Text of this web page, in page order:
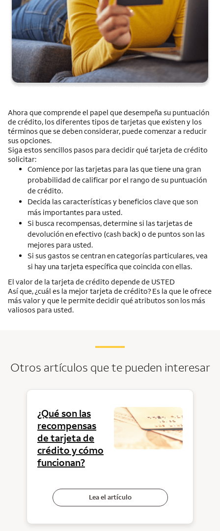
Ahora que comprende el papel que desempeña su puntuación
de crédito, los diferentes tipos de tarjetas que existen y los
términos que se deben considerar, puede comenzar a reducir
sus opciones.
Siga estos sencillos pasos para decidir qué tarjeta de crédito
solicitar:
Comience por las tarjetas para las que tiene una gran
probabilidad de calificar por el rango de su puntuación
de crédito.
Decida las características y beneficios clave que son
más importantes para usted.
Si busca recompensas, determine si las tarjetas de
devolución en efectivo (cash back) o de puntos son las
mejores para usted.
Si sus gastos se centran en categorías particulares, vea
si hay una tarjeta específica que coincida con ellas.
El valor de la tarjeta de crédito depende de USTED
Así que, ¿cuál es la mejor tarjeta de crédito? Es la que le ofrece
más valor y que le permite decidir qué atributos son los más
valiosos para usted.
Otros artículos que te pueden interesar
¿Qué son las
recompensas
de tarjeta de
crédito y cómo
funcionan?
Lea el artículo